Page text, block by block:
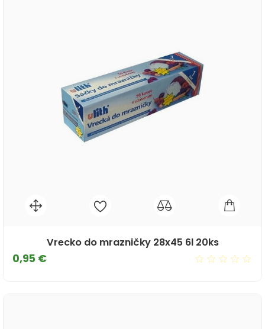
Vrecko do mrazničky 28x45 6l 20ks
0,95 €Cena